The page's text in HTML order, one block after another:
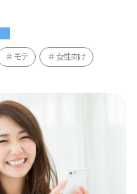
モテ 女性向け